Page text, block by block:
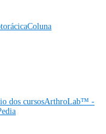
Coluna
dos cursosArthroLab™ -